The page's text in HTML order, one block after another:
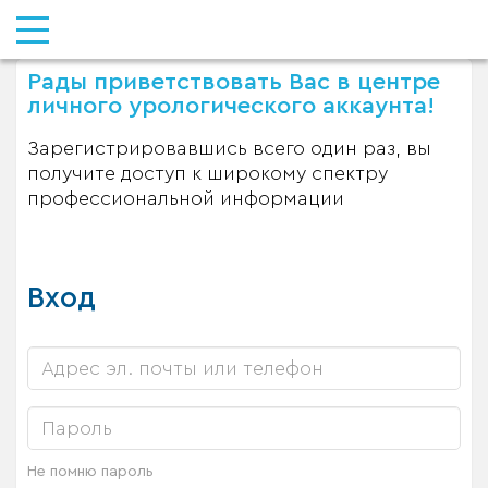
Рады приветствовать Вас в центре
личного урологического аккаунта!
Зарегистрировавшись всего один раз, вы
получите доступ к широкому спектру
профессиональной информации
Вход
Не помню пароль